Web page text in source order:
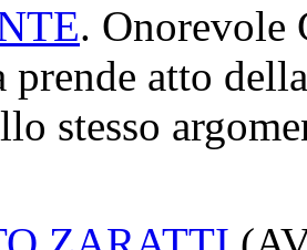
. Onorevole
prende atto
stesso